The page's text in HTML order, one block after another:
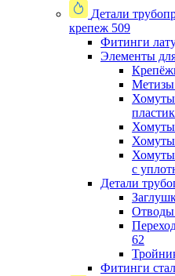
Детали
крепеж 509
Фитинги
Элементы
Метизы
Хомуты
Хомуты
с
Детали
Отводы
62
Фитинги